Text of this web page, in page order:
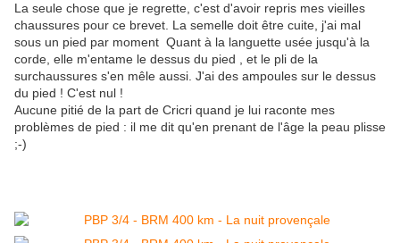
La seule chose que je regrette, c'est d'avoir repris mes vieilles
chaussures pour ce brevet. La semelle doit être cuite, j'ai mal
sous un pied par moment Quant à la languette usée jusqu'à la
corde, elle m'entame le dessus du pied , et le pli de la
surchaussures s'en mêle aussi. J'ai des ampoules sur le dessus
du pied ! C'est nul !
Aucune pitié de la part de Cricri quand je lui raconte mes
problèmes de pied : il me dit qu'en prenant de l'âge la peau plisse
;-)